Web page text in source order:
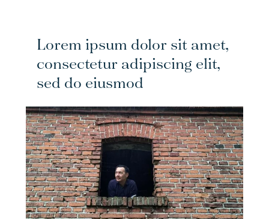
Lorem ipsum dolor sit amet,
consectetur adipiscing elit,
sed do eiusmod